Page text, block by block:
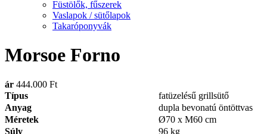
Füstölők, fűszerek
Vaslapok / sütőlapok
Takaróponyvák
Morsoe Forno
ár 444.000 Ft
Típus
fatüzelésű grillsütő
Anyag
dupla bevonatú öntöttvas
Méretek
Ø70 x M60 cm
Súly
96 kg